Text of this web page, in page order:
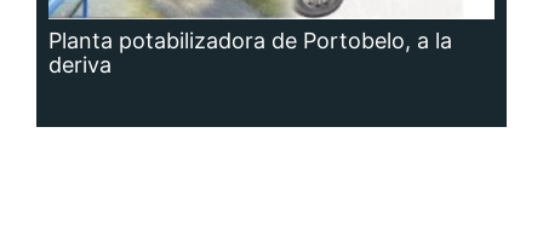
Planta potabilizadora de Portobelo, a la
deriva